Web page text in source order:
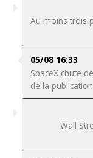
Au moins trois
05/08 16:33
SpaceX chute
de la
Wall